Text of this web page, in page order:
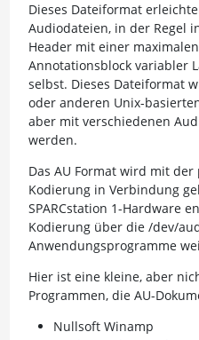
Dieses Dateiformat
Audiodateien, in der Regel
Header mit einer
Annotationsblock variabler
selbst. Dieses Dateiformat
oder anderen Unix-
aber mit verschiedenen
werden.
Das AU Format wird mit
Kodierung in Verbindung
SPARCstation 1-Hardware
Kodierung über die /dev/
Anwendungsprogramme
Hier ist eine kleine, aber
Programmen, die AU-
Nullsoft Winamp